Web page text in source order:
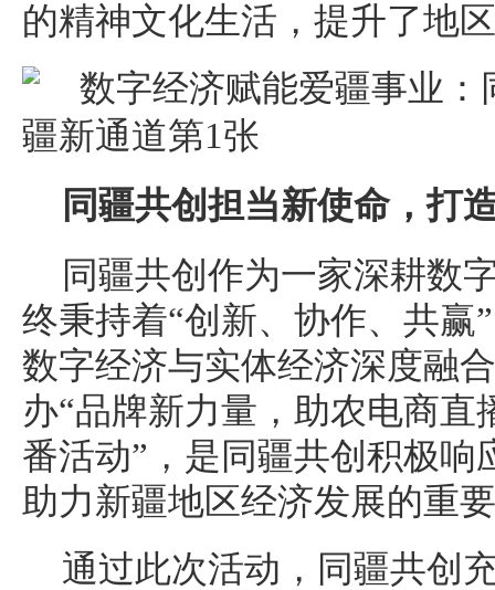
的精神文化生活，提升了地
同疆共创担当新使命，打
同疆共创作为一家深耕数
终秉持着“创新、协作、共赢
数字经济与实体经济深度融
办“品牌新力量，助农电商
番活动”，是同疆共创积极响
助力新疆地区经济发展的重
通过此次活动，同疆共创